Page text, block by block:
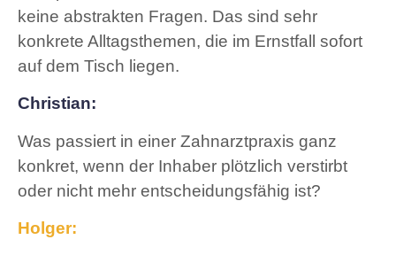
keine abstrakten Fragen. Das sind sehr
konkrete Alltagsthemen, die im Ernstfall sofort
auf dem Tisch liegen.
Christian:
Was passiert in einer Zahnarztpraxis ganz
konkret, wenn der Inhaber plötzlich verstirbt
oder nicht mehr entscheidungsfähig ist?
Holger: